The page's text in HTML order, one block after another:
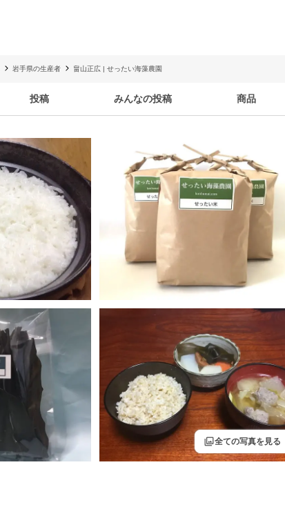
岩手県の生産者 畠山正広 | せったい海藻農園
投稿 みんなの投稿 商品
filter全ての写真を見る